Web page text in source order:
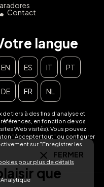
tiers à des fins d'analyse et
en fonction de vos
Web visités). Vous pouvez
"Accepter tout" ou configurer
sur "Enregistrer les
pour plus de détails
Analytique
Contact
langue
EN ES IT PT
DE FR NL
que
exclusif à des
votre ville.